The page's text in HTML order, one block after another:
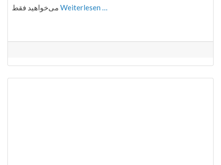
Weiterlesen …